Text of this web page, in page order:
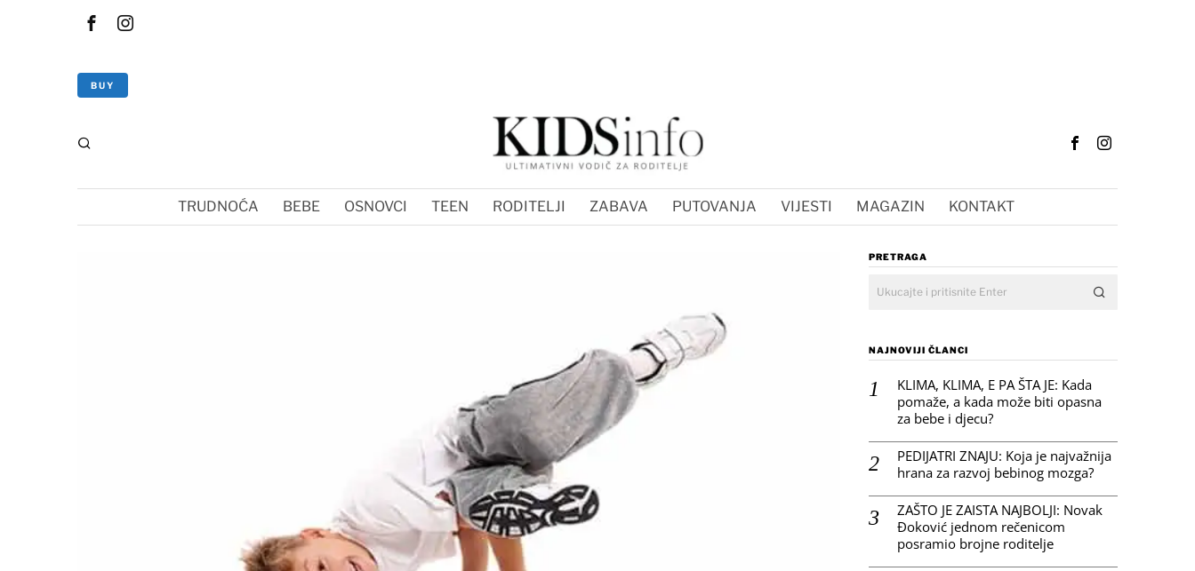
BUY
TRUDNOĆA BEBE OSNOVCI TEEN RODITELJI ZABAVA PUTOVANJA VIJESTI MAGAZIN KONTAKT
PRETRAGA
NAJNOVIJI ČLANCI
KLIMA, KLIMA, E PA ŠTA JE: Kada
pomaže, a kada može biti opasna
za bebe i djecu?
PEDIJATRI ZNAJU: Koja je najvažnija
hrana za razvoj bebinog mozga?
ZAŠTO JE ZAISTA NAJBOLJI: Novak
Đoković jednom rečenicom
posramio brojne roditelje